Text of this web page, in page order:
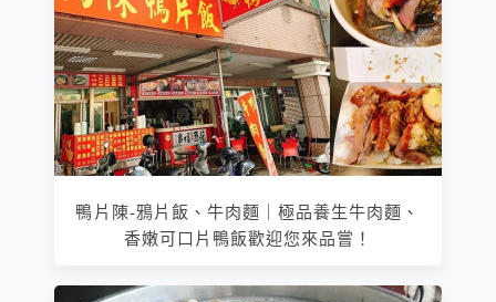
鴨片陳-鴉片飯、牛肉麵｜極品養生牛肉麵、
香嫩可口片鴨飯歡迎您來品嘗！